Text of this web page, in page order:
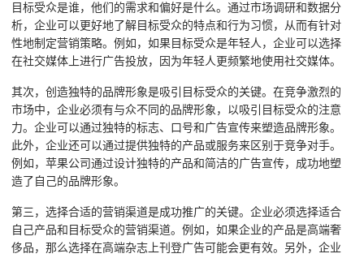
目标受众是谁，他们的需求和偏好是什么。通过市场调研和数据分
析，企业可以更好地了解目标受众的特点和行为习惯，从而有针对
性地制定营销策略。例如，如果目标受众是年轻人，企业可以选择
在社交媒体上进行广告投放，因为年轻人更频繁地使用社交媒体。
其次，创造独特的品牌形象是吸引目标受众的关键。在竞争激烈的
市场中，企业必须有与众不同的品牌形象，以吸引目标受众的注意
力。企业可以通过独特的标志、口号和广告宣传来塑造品牌形象。
此外，企业还可以通过提供独特的产品或服务来区别于竞争对手。
例如，苹果公司通过设计独特的产品和简洁的广告宣传，成功地塑
造了自己的品牌形象。
第三，选择合适的营销渠道是成功推广的关键。企业必须选择适合
自己产品和目标受众的营销渠道。例如，如果企业的产品是高端奢
侈品，那么选择在高端杂志上刊登广告可能会更有效。另外，企业